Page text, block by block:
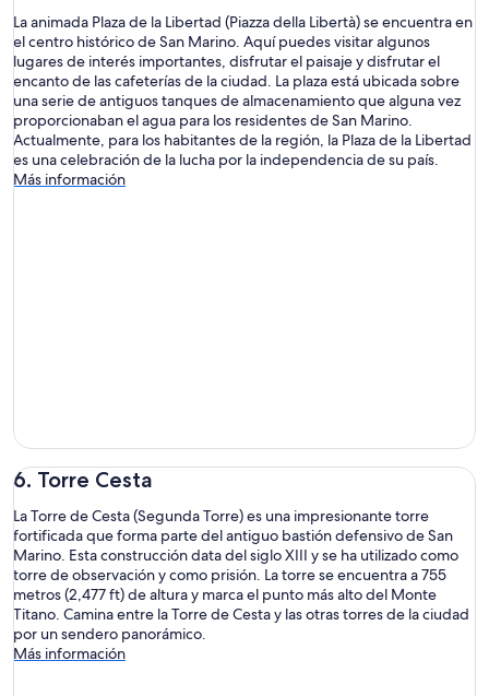
La animada Plaza de la Libertad (Piazza della Libertà) se encuentra en
el centro histórico de San Marino. Aquí puedes visitar algunos
lugares de interés importantes, disfrutar el paisaje y disfrutar el
encanto de las cafeterías de la ciudad. La plaza está ubicada sobre
una serie de antiguos tanques de almacenamiento que alguna vez
proporcionaban el agua para los residentes de San Marino.
Actualmente, para los habitantes de la región, la Plaza de la Libertad
es una celebración de la lucha por la independencia de su país.
Más información
6. Torre Cesta
La Torre de Cesta (Segunda Torre) es una impresionante torre
fortificada que forma parte del antiguo bastión defensivo de San
Marino. Esta construcción data del siglo XIII y se ha utilizado como
torre de observación y como prisión. La torre se encuentra a 755
metros (2,477 ft) de altura y marca el punto más alto del Monte
Titano. Camina entre la Torre de Cesta y las otras torres de la ciudad
por un sendero panorámico.
Más información